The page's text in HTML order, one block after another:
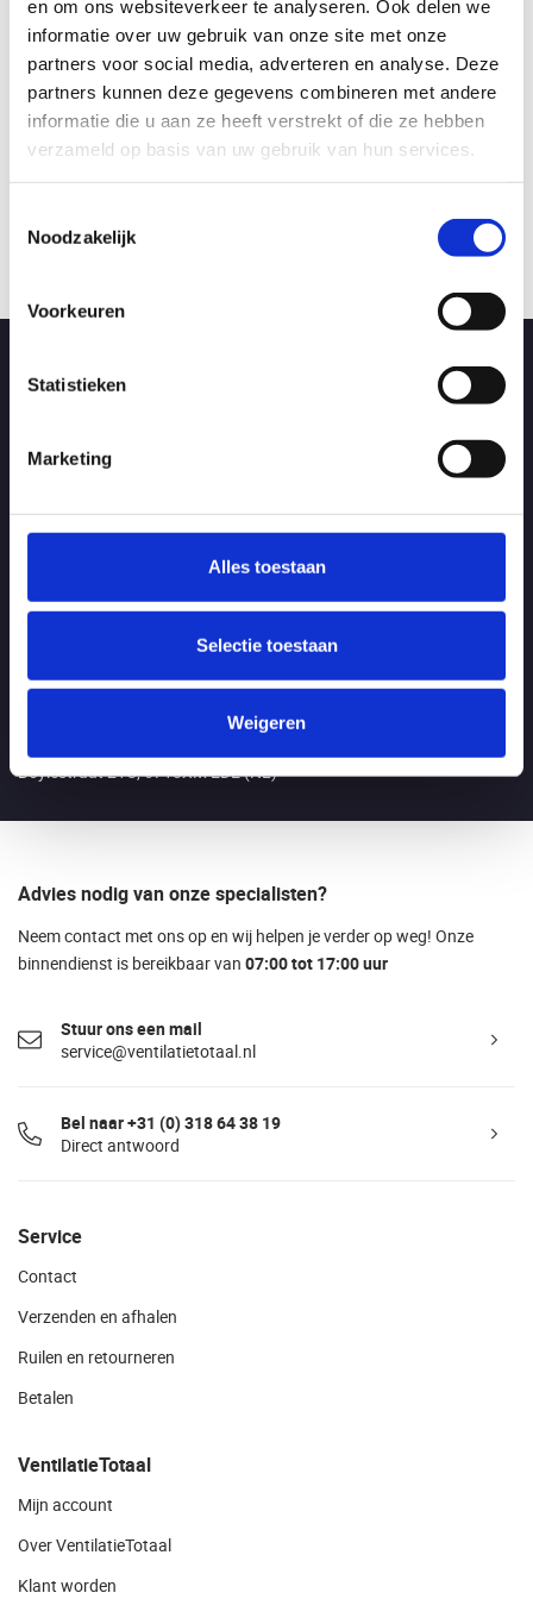
en om ons websiteverkeer te analyseren. Ook delen we
informatie over uw gebruik van onze site met onze
partners voor social media, adverteren en analyse. Deze
partners kunnen deze gegevens combineren met andere
informatie die u aan ze heeft verstrekt of die ze hebben
verzameld op basis van uw gebruik van hun services.
Noodzakelijk
Voorkeuren
Statistieken
Marketing
Alles toestaan
Selectie toestaan
Weigeren
Kleur Zwart
Armaflex - 13 mm | breedte 1 meter |
lengte 2 meter
Armaflex - 13 mm
lengte 2 meter
Bekijk
Direct afhalen in Ede
Aangezien wij alle artikelen zelf op voorraad hebben kunt u alles
direct meenemen als u langs komt zodat u direct kan starten met
uw klus.
Openingstijden
Van 7.00 - 17.00 uur
tussen 7.00 - 16.00!
Boylestraat 21C, 6718XM EDE (NL)
Advies nodig van onze specialisten?
Neem contact met ons op en wij helpen je verder op weg! Onze
binnendienst is bereikbaar van 07:00 tot 17:00 uur
Stuur ons een mail
service@ventilatietotaal.nl
Bel naar +31 (0) 318 64 38 19
Direct antwoord
Service
Contact
Verzenden en afhalen
Ruilen en retourneren
Betalen
VentilatieTotaal
Mijn account
Over VentilatieTotaal
Klant worden